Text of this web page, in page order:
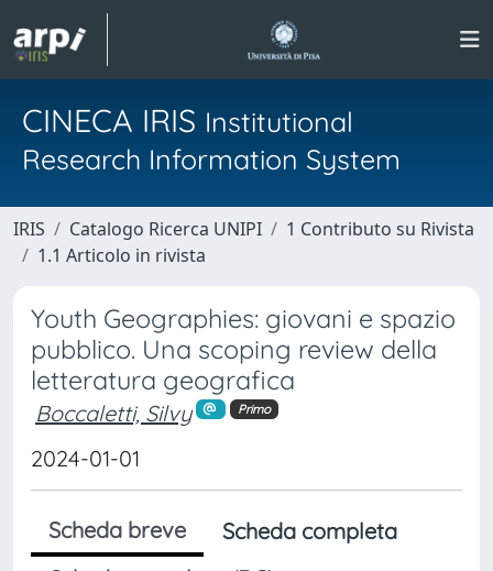
CINECA IRIS Institutional
Research Information System
IRIS Catalogo Ricerca UNIPI
1 Contributo su Rivista
1.1 Articolo in rivista
Youth Geographies: giovani e spazio
pubblico. Una scoping review della
letteratura geografica
Boccaletti, Silvy Primo
2024-01-01
Scheda breve
Scheda completa